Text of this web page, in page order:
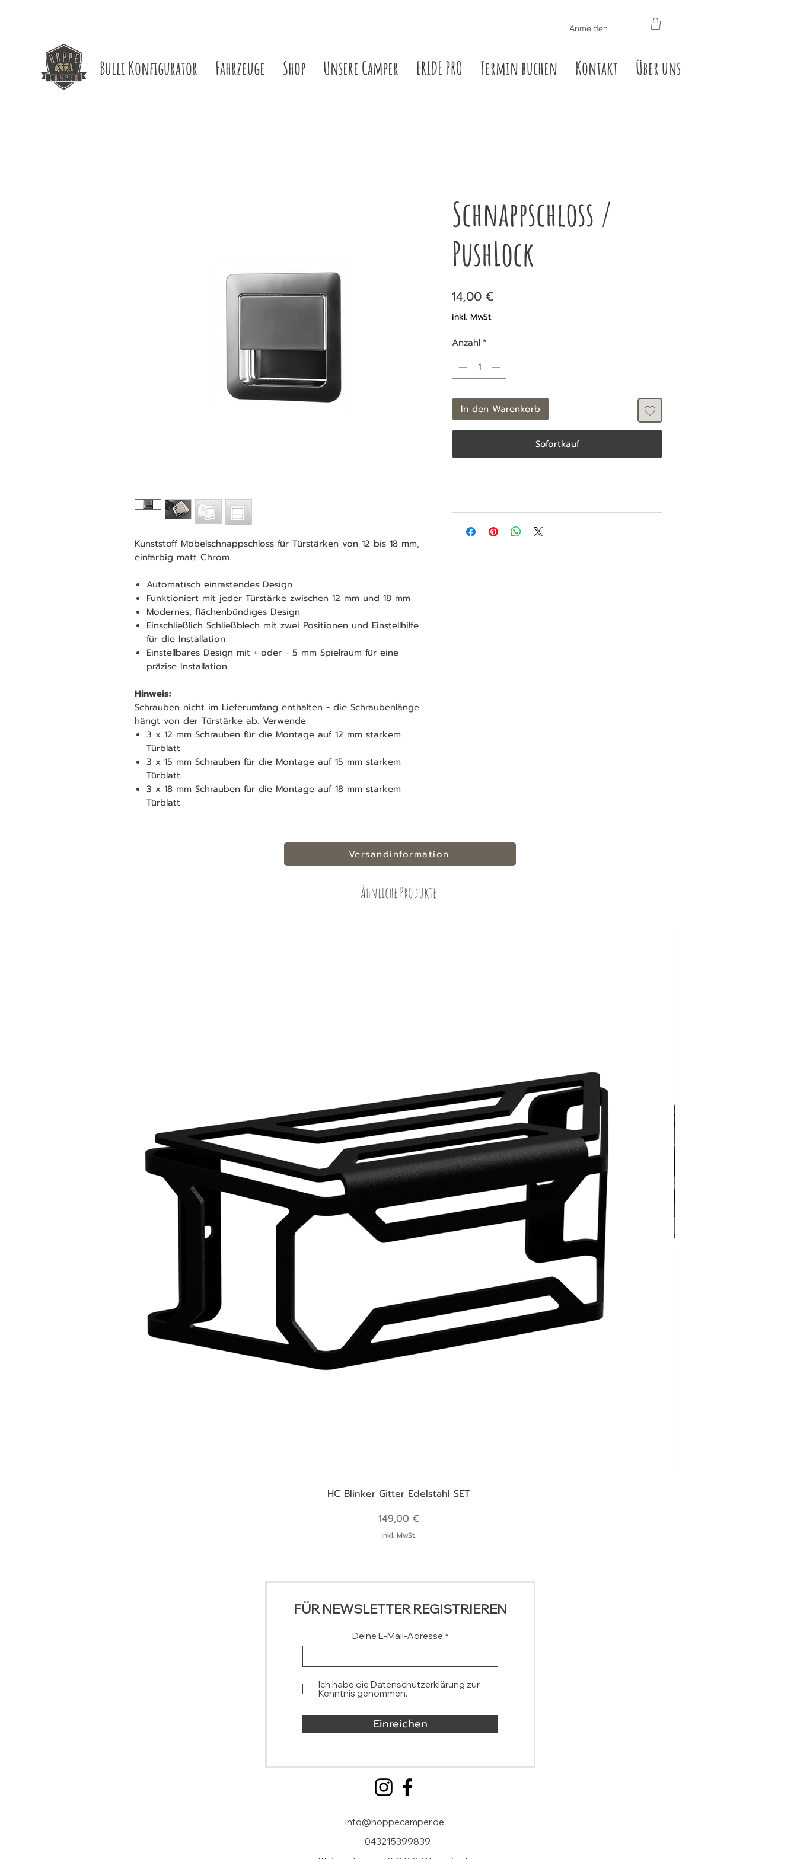
Anmelden
Start Bulli Konfigurator Fahrzeuge Shop Unsere Camper ERIDE PRO Termin buchen Kontakt Über uns
Kunststoff Möbelschnappschloss für Türstärken von 12 bis 18 mm,
einfarbig matt Chrom.
Automatisch einrastendes Design
Funktioniert mit jeder Türstärke zwischen 12 mm und 18 mm
Modernes, flächenbündiges Design
Einschließlich Schließblech mit zwei Positionen und Einstellhilfe
für die Installation
Einstellbares Design mit + oder - 5 mm Spielraum für eine
präzise Installation
Hinweis:
Schrauben nicht im Lieferumfang enthalten - die Schraubenlänge
hängt von der Türstärke ab. Verwende:
3 x 12 mm Schrauben für die Montage auf 12 mm starkem
Türblatt
3 x 15 mm Schrauben für die Montage auf 15 mm starkem
Türblatt
3 x 18 mm Schrauben für die Montage auf 18 mm starkem
Türblatt
Schnappschloss /
PushLock
14,00 €
inkl. MwSt.
Anzahl *
In den Warenkorb
Sofortkauf
Versandinformation
Ähnliche Produkte
Schnellansicht
HC Blinker Gitter Edelstahl SET
Preis
149,00 €
inkl. MwSt.
FÜR NEWSLETTER REGISTRIEREN
Deine E-Mail-Adresse
Ich habe die Datenschutzerklärung zur
Kenntnis genommen.
Einreichen
info@hoppecamper.de
043215399839